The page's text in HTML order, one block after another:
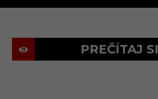
PREČÍTAJ